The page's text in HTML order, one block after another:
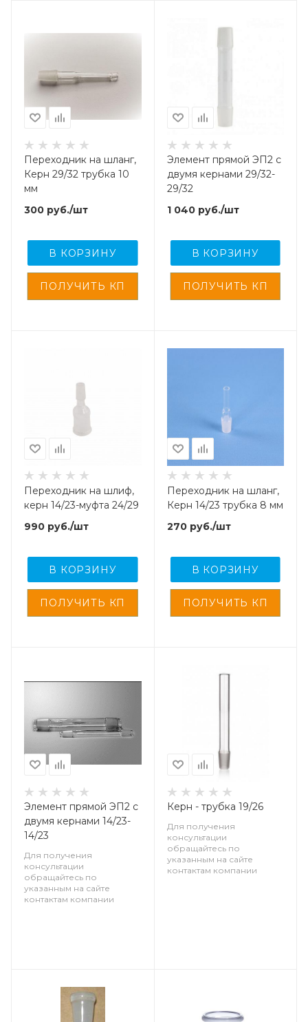
Переходник на шланг,
Керн 29/32 трубка 10
мм
300 руб./шт
В КОРЗИНУ
Элемент прямой ЭП2 с
двумя кернами 29/32-
29/32
1 040руб./шт
В КОРЗИНУ
Переходник на шлиф,
керн 14/23-муфта 24/29
990 руб./шт
В КОРЗИНУ
Переходник на шланг,
Керн 14/23 трубка 8 мм
270руб./шт
В КОРЗИНУ
Элемент прямой ЭП2 с
двумя кернами 14/23-
14/23
Для получения
консультации
обращайтесь по
указанным на сайте
контактам компании
Керн - трубка 19/26
Для получения
консультации
обращайтесь по
указанным на сайте
контактам компании